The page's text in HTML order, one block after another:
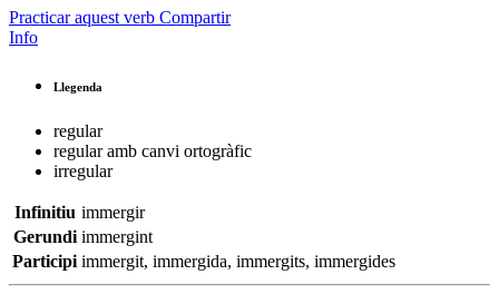
Practicar aquest verb Compartir
Info
Llegenda
regular
regular amb canvi ortogràfic
irregular
Infinitiu immergir
Gerundi immergint
Participi immergit, immergida, immergits, immergides